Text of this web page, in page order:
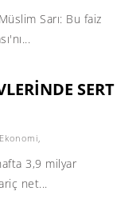
Sarı: Bu faiz
SERT
Ekonomi,
3,9 milyar
net...